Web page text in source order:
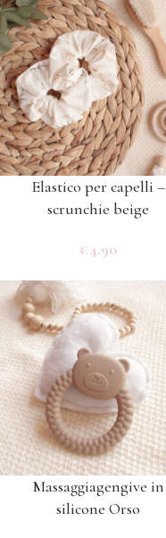
Elastico per capelli –
scrunchie beige
€4.90
Massaggiagengive in
silicone Orso